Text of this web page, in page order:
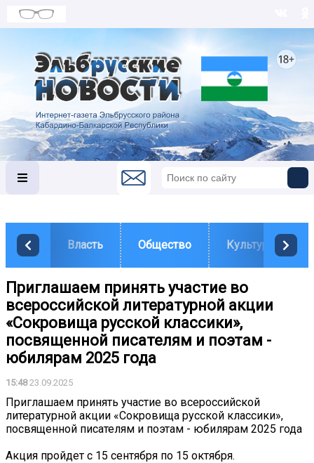
Власть Общество Культура
Приглашаем принять участие во
всероссийской литературной акции
«Сокровища русской классики»,
посвященной писателям и поэтам -
юбилярам 2025 года
15:4823.09.2025
Приглашаем принять участие во всероссийской
литературной акции «Сокровища русской классики»,
посвященной писателям и поэтам - юбилярам 2025 года
Акция пройдет с 15 сентября по 15 октября.